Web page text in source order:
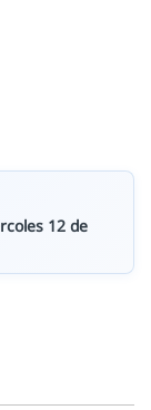
12 de